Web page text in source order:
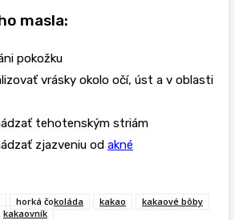
masla:
pokožku
vrásky okolo očí, úst a v oblasti
tehotenským striám
zjazveniu od akné
horká čokoláda kakao
kakaové bôby
kakaovník